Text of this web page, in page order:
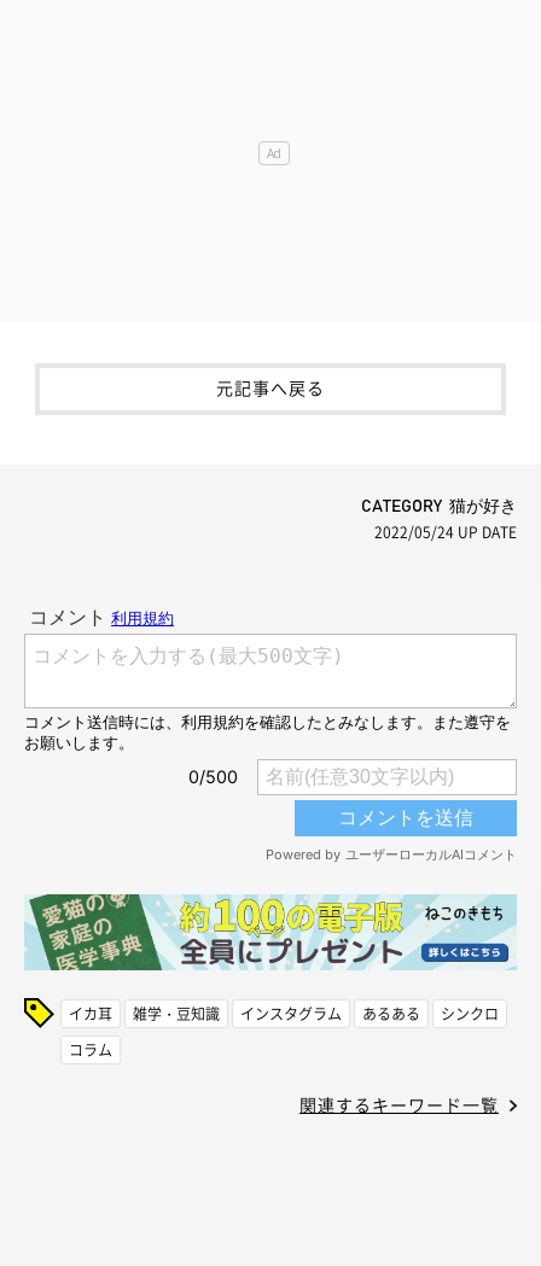
元記事へ戻る
CATEGORY 猫が好き
2022/05/24 UP DATE
イカ耳 雑学・豆知識 インスタグラム あるある
シンクロ
コラム
関連するキーワード一覧